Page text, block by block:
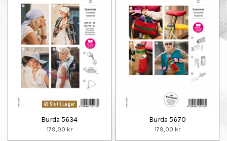
Slut i Lager
Burda 5634
179,00 kr
Burda 5670
179,00 kr